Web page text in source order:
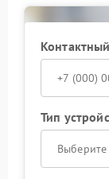
Тип
Выберите